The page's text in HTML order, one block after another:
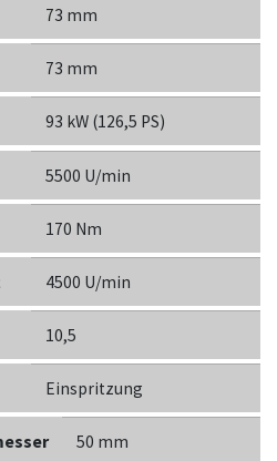
73 mm
73 mm
93 kW (126,5 PS)
5500 U/min
170 Nm
4500 U/min
10,5
Einspritzung
50 mm